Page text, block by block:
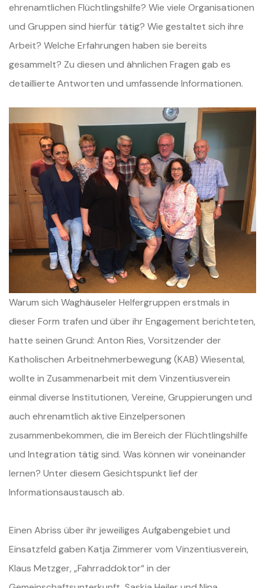
ehrenamtlichen Flüchtlingshilfe? Wie viele Organisationen
und Gruppen sind hierfür tätig? Wie gestaltet sich ihre
Arbeit? Welche Erfahrungen haben sie bereits
gesammelt? Zu diesen und ähnlichen Fragen gab es
detaillierte Antworten und umfassende Informationen.
Warum sich Waghäuseler Helfergruppen erstmals in
dieser Form trafen und über ihr Engagement berichteten,
hatte seinen Grund: Anton Ries, Vorsitzender der
Katholischen Arbeitnehmerbewegung (KAB) Wiesental,
wollte in Zusammenarbeit mit dem Vinzentiusverein
einmal diverse Institutionen, Vereine, Gruppierungen und
auch ehrenamtlich aktive Einzelpersonen
zusammenbekommen, die im Bereich der Flüchtlingshilfe
und Integration tätig sind. Was können wir voneinander
lernen? Unter diesem Gesichtspunkt lief der
Informationsaustausch ab.
Einen Abriss über ihr jeweiliges Aufgabengebiet und
Einsatzfeld gaben Katja Zimmerer vom Vinzentiusverein,
Klaus Metzger, „Fahrraddoktor“ in der